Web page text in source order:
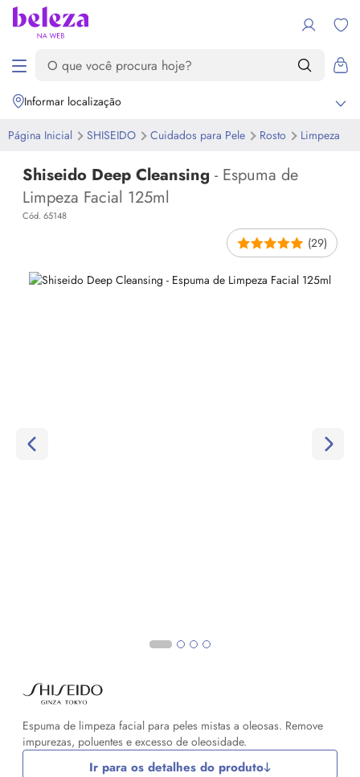
Informar localização
Página Inicial SHISEIDO Cuidados para Pele Rosto Limpeza
Shiseido Deep Cleansing - Espuma de
Limpeza Facial 125ml
Cód. 65148
(29)
Espuma de limpeza facial para peles mistas a oleosas. Remove
impurezas, poluentes e excesso de oleosidade.
Ir para os detalhes do produto